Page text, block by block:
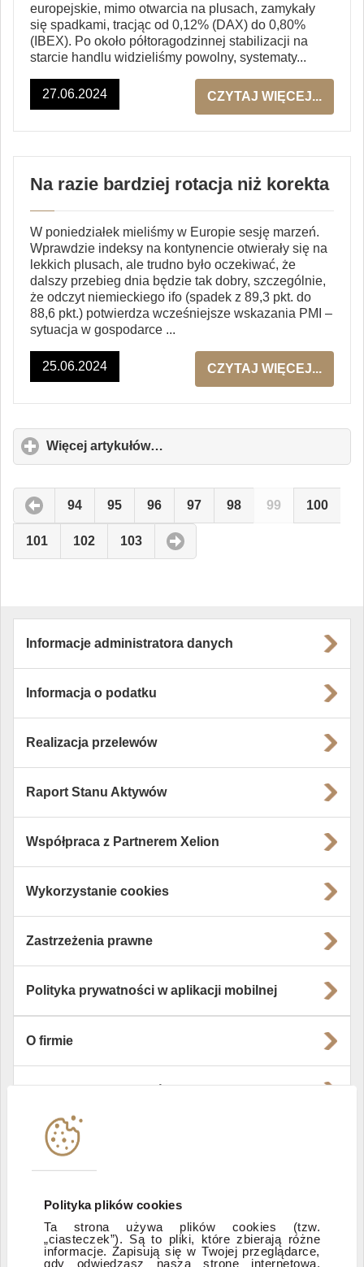
Polityka plików cookies
Ta strona używa plików cookies (tzw.
„ciasteczek”). Są to pliki, które zbierają różne
informacje. Zapisują się w Twojej przeglądarce,
gdy odwiedzasz naszą stronę internetową.
europejskie, mimo otwarcia na plusach, zamykały
się spadkami, tracjąc od 0,12% (DAX) do 0,80%
(IBEX). Po około półtoragodzinnej stabilizacji na
starcie handlu widzieliśmy powolny, systematy...
27.06.2024 CZYTAJ WIĘCEJ...
Na razie bardziej rotacja niż korekta
W poniedziałek mieliśmy w Europie sesję marzeń.
Wprawdzie indeksy na kontynencie otwierały się na
lekkich plusach, ale trudno było oczekiwać, że
dalszy przebieg dnia będzie tak dobry, szczególnie,
że odczyt niemieckiego ifo (spadek z 89,3 pkt. do
88,6 pkt.) potwierdza wcześniejsze wskazania PMI –
sytuacja w gospodarce ...
25.06.2024 CZYTAJ WIĘCEJ...
Więcej artykułów…
to
94 95 96 97 98 99 100
101 102 103
Informacje administratora danych
Informacja o podatku
Realizacja przelewów
Raport Stanu Aktywów
Współpraca z Partnerem Xelion
Wykorzystanie cookies
Zastrzeżenia prawne
Polityka prywatności w aplikacji mobilnej
O firmie
Instytucje współpracujące
Zastrzeżenia prawne